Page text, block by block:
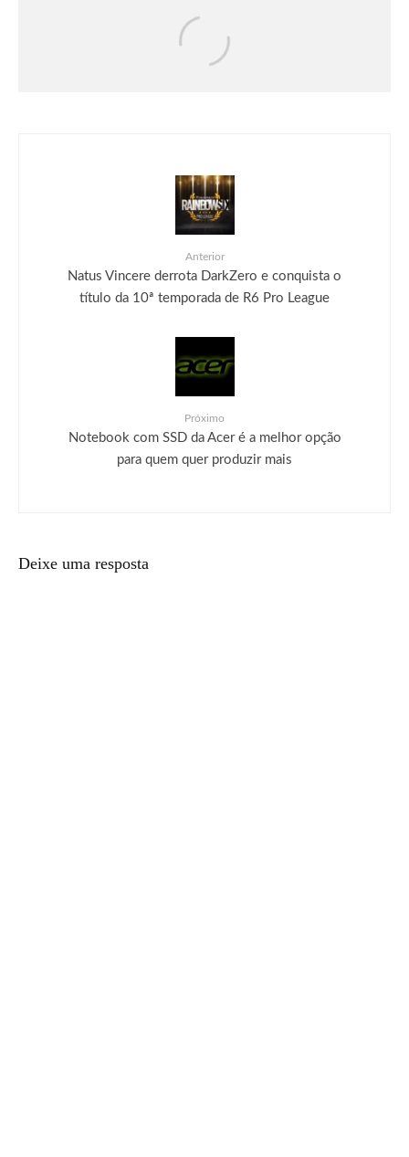
Marvel explica oficialmente o maior
poder do Demolidor (e como ele supera
Anterior
Natus Vincere derrota DarkZero e conquista o
título da 10ª temporada de R6 Pro League
Próximo
Notebook com SSD da Acer é a melhor opção
para quem quer produzir mais
Deixe uma resposta